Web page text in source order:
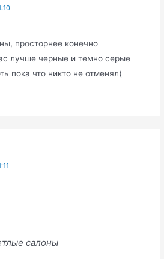
просторнее конечно
лучше черные и темно серые
пока что никто не отменял(
салоны